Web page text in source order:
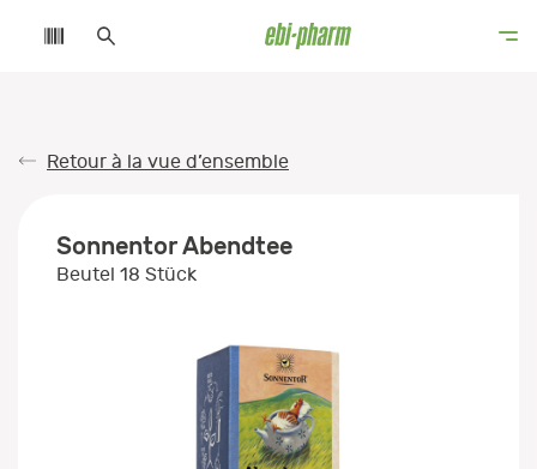
Retour à la vue d’ensemble
Sonnentor Abendtee
Beutel 18 Stück